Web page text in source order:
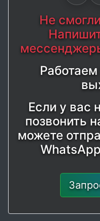
Не
Если у вас
позвонить
можете